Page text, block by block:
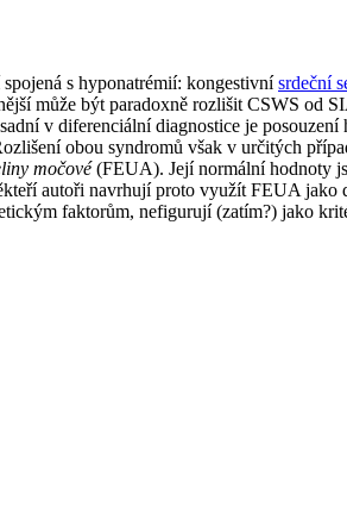
s hyponatrémií: kongestivnísrdeční
může být paradoxně rozlišit CSWS od
v diferenciální diagnostice je
obou syndromů však v určitých
močové(FEUA). Její normální hodnoty
autoři navrhují proto využít FEUA
faktorům, nefigurují (zatím?) jako